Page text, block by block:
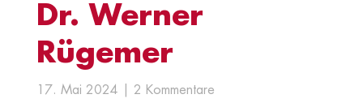
Dr. Werner
Rügemer
17. Mai 2024 2 Kommentare